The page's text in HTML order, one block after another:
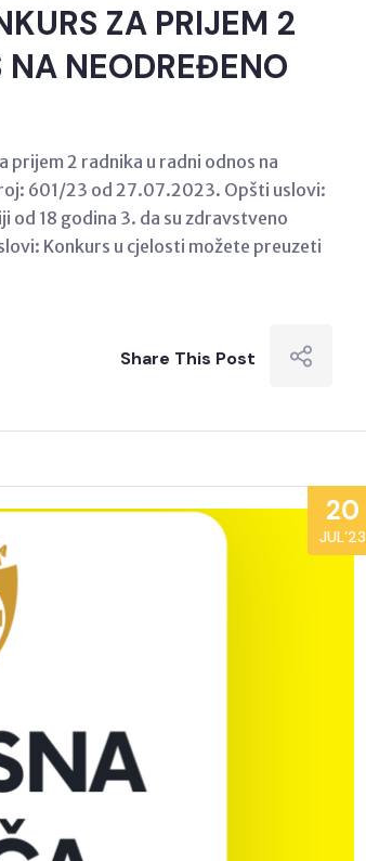
ZA PRIJEM 2
NA NEODREĐENO
prijem 2 radnika u radni odnos na
601/23 od 27.07.2023. Opšti uslovi:
od 18 godina 3. da su zdravstveno
Konkurs u cjelosti možete preuzeti
Share This Post
20
JUL’23